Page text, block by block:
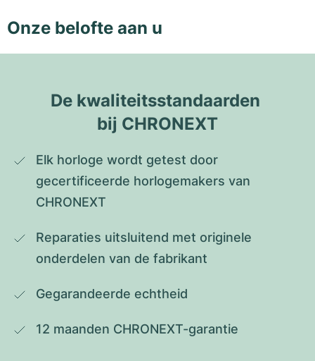
Onze belofte aan u
De kwaliteitsstandaarden
bij CHRONEXT
Elk horloge wordt getest door
gecertificeerde horlogemakers van
CHRONEXT
Reparaties uitsluitend met originele
onderdelen van de fabrikant
Gegarandeerde echtheid
12 maanden CHRONEXT-garantie